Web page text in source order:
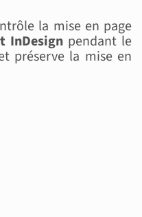
la mise en page
InDesign pendant le
préserve la mise en